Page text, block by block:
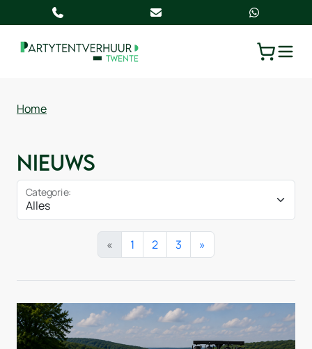
Home
Nieuws
Categorie:
« 1 2 3 »